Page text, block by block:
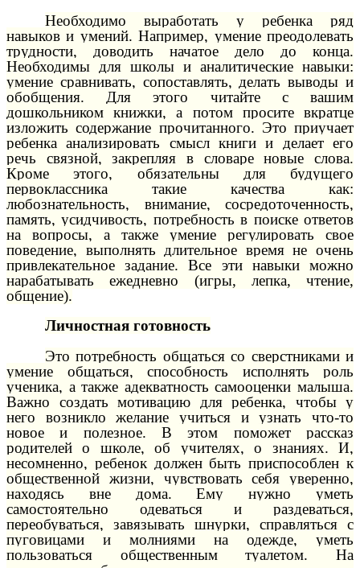
Необходимо выработать у ребенка ряд
навыков и умений. Например, умение преодолевать
трудности, доводить начатое дело до конца.
Необходимы для школы и аналитические навыки:
умение сравнивать, сопоставлять, делать выводы и
обобщения. Для этого читайте с вашим
дошкольником книжки, а потом просите вкратце
изложить содержание прочитанного. Это приучает
ребенка анализировать смысл книги и делает его
речь связной, закрепляя в словаре новые слова.
Кроме этого, обязательны для будущего
первоклассника такие качества как:
любознательность, внимание, сосредоточенность,
память, усидчивость, потребность в поиске ответов
на вопросы, а также умение регулировать свое
поведение, выполнять длительное время не очень
привлекательное задание. Все эти навыки можно
нарабатывать ежедневно (игры, лепка, чтение,
общение).
Личностная готовность
Это потребность общаться со сверстниками и
умение общаться, способность исполнять роль
ученика, а также адекватность самооценки малыша.
Важно создать мотивацию для ребенка, чтобы у
него возникло желание учиться и узнать что-то
новое и полезное. В этом поможет рассказ
родителей о школе, об учителях, о знаниях. И,
несомненно, ребенок должен быть приспособлен к
общественной жизни, чувствовать себя уверенно,
находясь вне дома. Ему нужно уметь
самостоятельно одеваться и раздеваться,
переобуваться, завязывать шнурки, справляться с
пуговицами и молниями на одежде, уметь
пользоваться общественным туалетом. На